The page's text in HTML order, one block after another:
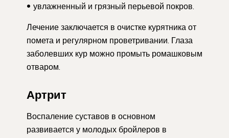
увлажненный и грязный перьевой покров.
Лечение заключается в очистке курятника от
помета и регулярном проветривании. Глаза
заболевших кур можно промыть ромашковым
отваром.
Артрит
Воспаление суставов в основном
развивается у молодых бройлеров в